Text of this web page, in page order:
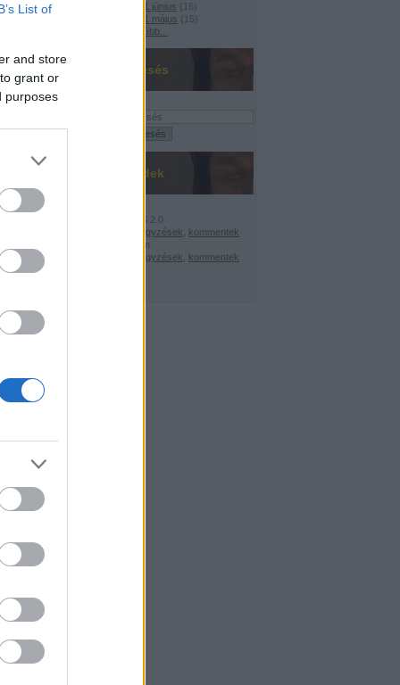
List of
and store
grant or
purposes
2021 június ( 16 )
2021 május ( 15)
Tovább
Keresés
Feedek
RSS 2.0
bejegyzések
kommentek
Atom
bejegyzések
kommentek
csúcs
A központi költségvetés bruttó adóssága: 2010. május: 19.933,4 Mrd Ft; 2011.